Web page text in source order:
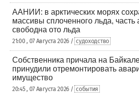
ААНИИ: в арктических морях
массивы сплоченного льда, часть
свободна ото льда
21:00 , 07 Августа 2026 / судоходство
Собственника причала на
принудили отремонтировать
имущество
20:45 , 07 Августа 2026 / события